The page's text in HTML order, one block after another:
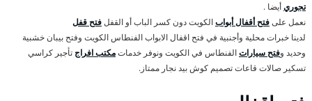
تجوريأيضا .
نعمل علىفتح أقفال أبوابالكويت دون كسر الباب أو القفلفتح قفل
لدينا خبرات محلية وأجنبية في فتح اقفال الابواب الفنطاس الكويت وفتح بيبان خشبية
وحديد وفتح سياراتالفنطاس في الكويت ونوفر خدماتمكتب افراج تأجير كراسي
تسكير صالات قاعات تصميم كوش بيد نجار ممتاز.